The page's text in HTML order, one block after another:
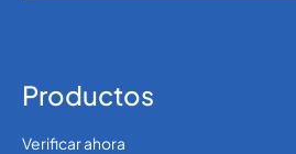
Productos
Verificar ahora